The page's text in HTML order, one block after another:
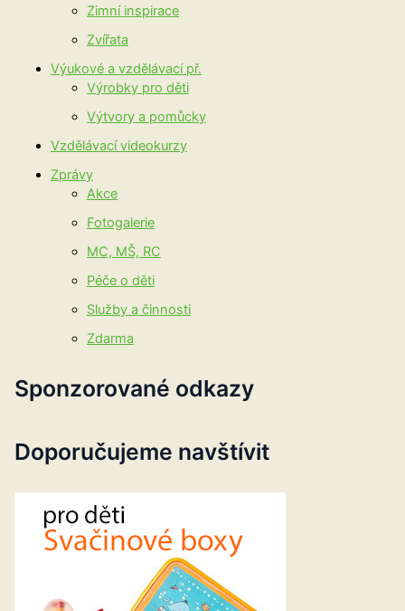
Zimní inspirace
Zvířata
Výukové a vzdělávací př.
Výrobky pro děti
Výtvory a pomůcky
Vzdělávací videokurzy
Zprávy
Akce
Fotogalerie
MC, MŠ, RC
Péče o děti
Služby a činnosti
Zdarma
Sponzorované odkazy
Doporučujeme navštívit